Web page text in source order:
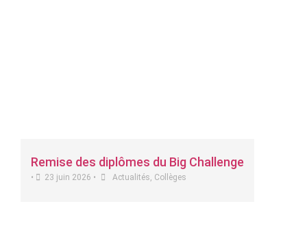
Remise des diplômes du Big Challenge
• 23 juin 2026 • Actualités, Collèges